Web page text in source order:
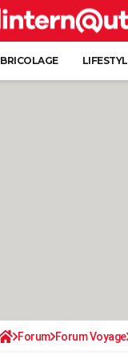
BRICOLAGE
Forum Forum Voyage